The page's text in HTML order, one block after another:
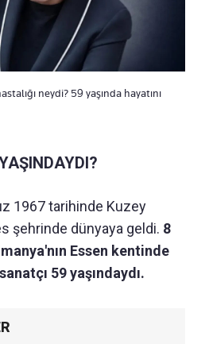
neydi? 59 yaşında hayatını
1967 tarihinde Kuzey
şehrinde dünyaya geldi. 8
Essen kentinde
59 yaşındaydı.